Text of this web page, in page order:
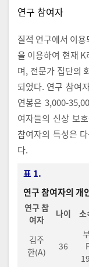
연구 참여자
질적 연구에서 이
을 이용하여 현재
며, 전문가 집단의
되었다. 연구 참여
연봉은 3,000-
여자들의 신상 보
참여자의 특성은
다.
표 1.
연구 참여자의 개
연구 참
여자
나이 소
김주
한(A)
36